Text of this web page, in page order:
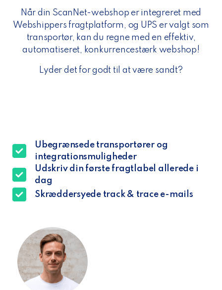
Når din ScanNet-webshop er integreret med
Webshippers fragtplatform, og UPS er valgt som
transportør, kan du regne med en effektiv,
automatiseret, konkurrencestærk webshop!
Lyder det for godt til at være sandt?
Ubegrænsede transportører og
integrationsmuligheder
Udskriv din første fragtlabel allerede i
dag
Skræddersyede track & trace e-mails